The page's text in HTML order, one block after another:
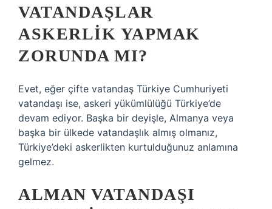
VATANDAŞLAR
ASKERLIK YAPMAK
ZORUNDA MI?
Evet, eğer çifte vatandaş Türkiye Cumhuriyeti
vatandaşı ise, askeri yükümlülüğü Türkiye’de
devam ediyor. Başka bir deyişle, Almanya veya
başka bir ülkede vatandaşlık almış olmanız,
Türkiye’deki askerlikten kurtulduğunuz anlamına
gelmez.
ALMAN VATANDAŞI